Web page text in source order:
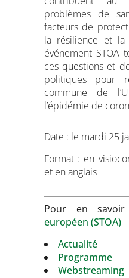
problèmes de
facteurs de
la résilience et la
événement STOA
ces questions et
politiques pour
commune de
l’épidémie de
Date : le mardi 25
Format : en
et en anglais
Pour en
européen (STOA)
Actualité
Programme
Webstreaming